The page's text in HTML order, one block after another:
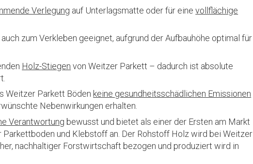
Verlegung auf Unterlagsmatte oder für einevollflächige
zum Verkleben geeignet, aufgrund der Aufbauhöhe optimal für
Holz-Stiegen von Weitzer Parkett – dadurch ist absolute
Weitzer Parkett Böden keine gesundheitsschädlichen Emissionen
Nebenwirkungen erhalten.
Verantwortung bewusst und bietet als einer der Ersten am Markt
und Klebstoff an. Der Rohstoff Holz wird bei Weitzer
nachhaltiger Forstwirtschaft bezogen und produziert wird in